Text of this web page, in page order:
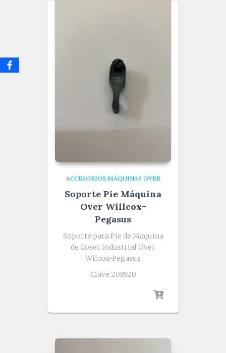
ACCESORIOS MÁQUINAS OVER
Soporte Pie Máquina
Over Willcox-
Pegasus
Soporte para Pie de Maquina
de Coser Industrial Over
Wilcox-Pegasus
Clave 208520